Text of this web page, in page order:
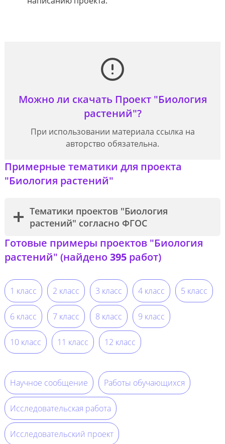
Можно ли скачать Проект "Биология
растений"?
При использовании материала ссылка на
авторство обязательна.
Примерные тематики для проекта
"Биология растений"
Тематики проектов "Биология
растений" согласно ФГОС
Готовые примеры проектов "Биология
растений" (найдено395работ)
1 класс 2 класс 3 класс 4 класс 5 класс
6 класс 7 класс 8 класс 9 класс
10 класс 11 класс 12 класс
Научное сообщение Работы обучающихся
Исследовательская работа
Исследовательский проект